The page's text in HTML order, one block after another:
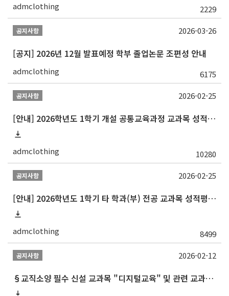
admclothing 2229
공지사항
[공지] 2026년 12월 발표예정 학부 졸업논문 조편성 안내
admclothing 6175
2026-03-26
공지사항
[안내] 2026학년도 1학기 개설 공통교육과정 교과목 성적평가방법 변경 안내
admclothing 10280
2026-02-25
공지사항
[안내] 2026학년도 1학기 타 학과(부) 전공 교과목 성적평가방법 선택제 신청 안내
admclothing 8499
2026-02-25
공지사항
§교직소양 필수 신설 교과목 "디지털교육" 및 관련 교과목 권장 이수 순서 안내§
2026-02-12